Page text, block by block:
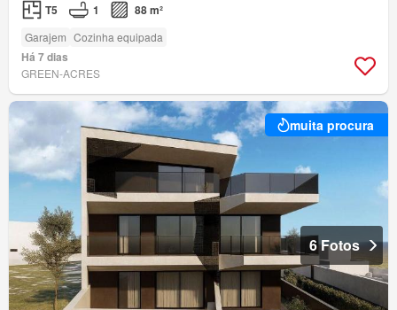
T5 1 88 m²
Garajem Cozinha equipada
Há 7 dias
GREEN-ACRES
muita procura
6 Fotos